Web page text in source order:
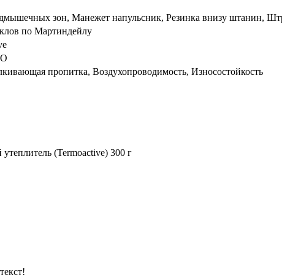
зон, Манежет напульсник, Резинка внизу штанин,
по Мартиндейлу
пропитка, Воздухопроводимость, Износостойкость
(Termoactive) 300 г